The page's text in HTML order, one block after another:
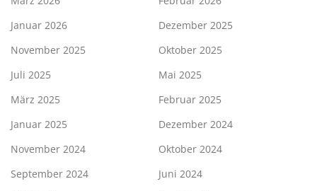
Januar 2026
Dezember 2025
November 2025
Oktober 2025
Juli 2025
Mai 2025
März 2025
Februar 2025
Januar 2025
Dezember 2024
November 2024
Oktober 2024
September 2024
Juni 2024